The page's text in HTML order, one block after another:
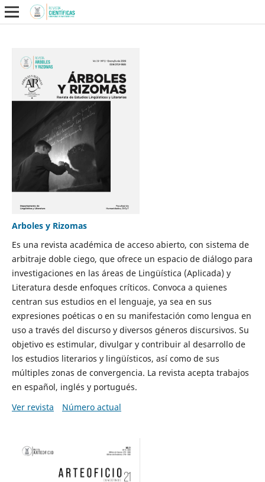
Arboles y Rizomas
Es una revista académica de acceso abierto, con sistema de
arbitraje doble ciego, que ofrece un espacio de diálogo para
investigaciones en las áreas de Lingüística (Aplicada) y
Literatura desde enfoques críticos. Convoca a quienes
centran sus estudios en el lenguaje, ya sea en sus
expresiones poéticas o en su manifestación como lengua en
uso a través del discurso y diversos géneros discursivos. Su
objetivo es estimular, divulgar y contribuir al desarrollo de
los estudios literarios y lingüísticos, así como de sus
múltiples zonas de convergencia. La revista acepta trabajos
en español, inglés y portugués.
Ver revista
Número actual